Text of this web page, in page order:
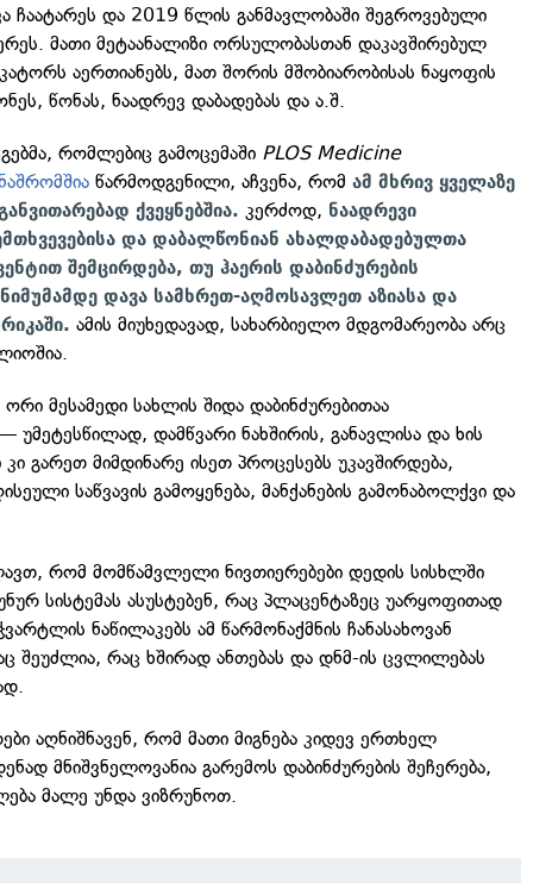
ჩაატარეს და 2019 წლის განმავლობაში შეგროვებული
მათი მეტაანალიზი ორსულობასთან დაკავშირებულ
აერთიანებს, მათ შორის მშობიარობისას ნაყოფის
წონას, ნაადრევ დაბადებას და ა.შ.
რომლებიც გამოცემაში PLOS Medicine
წარმოდგენილი, აჩვენა, რომამ მხრივ ყველაზე
ქვეყნებშია. კერძოდ, ნაადრევი
და დაბალწონიან ახალდაბადებულთა
შემცირდება, თუ ჰაერის დაბინძურების
დავა სამხრეთ-აღმოსავლეთ აზიასა და
ამის მიუხედავად, სახარბიელო მდგომარეობა არც
ორი მესამედი სახლის შიდა დაბინძურებითაა
უმეტესწილად, დამწვარი ნახშირის, განავლისა და ხის
გარეთ მიმდინარე ისეთ პროცესებს უკავშირდება,
საწვავის გამოყენება, მანქანების გამონაბოლქვი და
რომ მომწამვლელი ნივთიერებები დედის სისხლში
სისტემას ასუსტებენ, რაც პლაცენტაზეც უარყოფითად
ნაწილაკებს ამ წარმონაქმნის ჩანასახოვან
შეუძლია, რაც ხშირად ანთებას და დნმ-ის ცვლილებას
აღნიშნავენ, რომ მათი მიგნება კიდევ ერთხელ
მნიშვნელოვანია გარემოს დაბინძურების შეჩერება,
მალე უნდა ვიზრუნოთ.